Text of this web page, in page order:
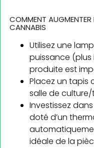
COMMENT AUGMENTER
CANNABIS
Utilisez une
puissance (plus
produite est
Placez un tapis
salle de
Investissez
doté d’un
idéale de la